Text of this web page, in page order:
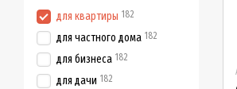
для квартиры 182
для частного дома 182
для бизнеса 182
для дачи 182